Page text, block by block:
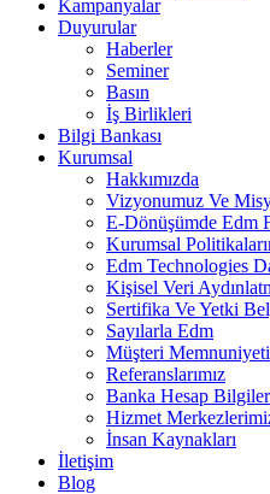
Kampanyalar
Duyurular
Haberler
Seminer
Basın
İş Birlikleri
Bilgi Bankası
Kurumsal
Hakkımızda
Vizyonumuz Ve
E-Dönüşümde Edm
Kurumsal
Edm Technologies
Kişisel Veri
Sertifika Ve Yetki
Sayılarla Edm
Müşteri Memnuniyeti
Referanslarımız
Banka Hesap
Hizmet
İnsan Kaynakları
İletişim
Blog